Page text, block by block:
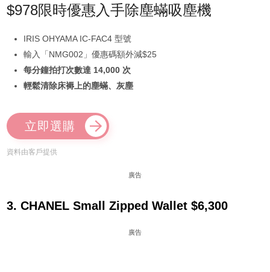
$978限時優惠入手除塵蟎吸塵機
IRIS OHYAMA IC-FAC4 型號
輸入「NMG002」優惠碼額外減$25
每分鐘拍打次數達 14,000 次
輕鬆清除床褥上的塵蟎、灰塵
立即選購
資料由客戶提供
廣告
3. CHANEL Small Zipped Wallet $6,300
廣告